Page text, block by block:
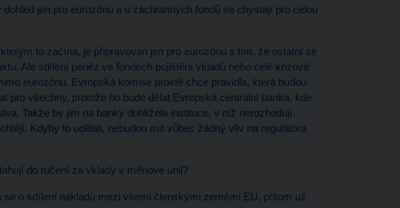
dohled jen pro eurozónu a u záchranných fondů se chystají pro celou
kterým to začíná, je připravován jen pro eurozónu s tím, že ostatní se
Ale sdílení peněz ve fondech pojištění vkladů nebo celé krizové
eurozónu. Evropská komise prostě chce pravidla, která budou
pro všechny, protože ho bude dělat Evropská centrální banka, kde
Takže by jim na banky dohlížela instituce, v níž nerozhodují.
Kdyby to udělali, nebudou mít vůbec žádný vliv na regulátora
do ručení za vklady v měnové unii?
se o sdílení nákladů mezi všemi členskými zeměmi EU, přitom už